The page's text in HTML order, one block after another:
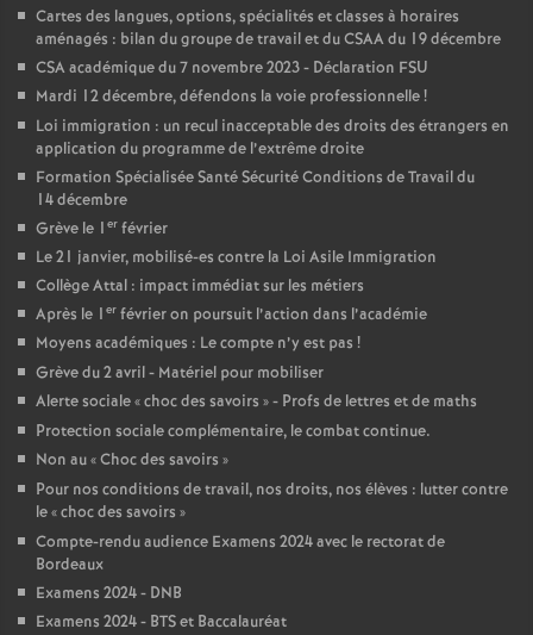
Cartes des langues, options, spécialités et classes à horaires
aménagés : bilan du groupe de travail et du CSAA du 19 décembre
CSA académique du 7 novembre 2023 - Déclaration FSU
Mardi 12 décembre, défendons la voie professionnelle!
Loi immigration : un recul inacceptable des droits des étrangers en
application du programme de l’extrême droite
Formation Spécialisée Santé Sécurité Conditions de Travail du
14 décembre
Grève le 1 er février
Le 21 janvier, mobilisé-es contre la Loi Asile Immigration
Collège Attal : impact immédiat sur les métiers
Après le 1 er février on poursuit l’action dans l’académie
Moyens académiques : Le compte n’y est pas !
Grève du 2 avril - Matériel pour mobiliser
Alerte sociale «choc des savoirs » - Profs de lettres et de maths
Protection sociale complémentaire, le combat continue.
Non au «Choc des savoirs »
Pour nos conditions de travail, nos droits, nos élèves : lutter contre
le «choc des savoirs »
Compte-rendu audience Examens 2024 avec le rectorat de
Bordeaux
Examens 2024 - DNB
Examens 2024 - BTS et Baccalauréat